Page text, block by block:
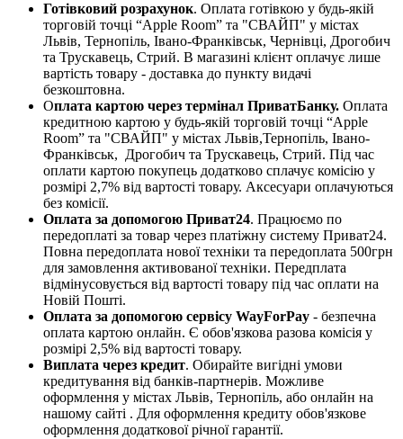
Готівковий розрахунок. Оплата готівкою у будь-якій
торговій точці “Apple Room” та "СВАЙП" у містах
Львів, Тернопіль, Івано-Франківськ, Чернівці, Дрогобич
та Трускавець, Стрий. В магазині клієнт оплачує лише
вартість товару - доставка до пункту видачі
безкоштовна.
Оплата картою через термінал ПриватБанку. Оплата
кредитною картою у будь-якій торговій точці “Apple
Room” та "СВАЙП" у містах Львів,Тернопіль, Івано-
Франківськ, Дрогобич та Трускавець, Стрий. Під час
оплати картою покупець додатково сплачує комісію у
розмірі 2,7% від вартості товару. Аксесуари оплачуються
без комісії.
Оплата за допомогою Приват24. Працюємо по
передоплаті за товар через платіжну систему Приват24.
Повна передоплата нової техніки та передоплата 500грн
для замовлення активованої техніки. Передплата
відмінусовується від вартості товару під час оплати на
Новій Пошті.
Оплата за допомогою сервісу WayForPay - безпечна
оплата картою онлайн. Є обов'язкова разова комісія у
розмірі 2,5% від вартості товару.
Виплата через кредит. Обирайте вигідні умови
кредитування від банків-партнерів. Можливе
оформлення у містах Львів, Тернопіль, або онлайн на
нашому сайті . Для оформлення кредиту обов'язкове
оформлення додаткової річної гарантії.